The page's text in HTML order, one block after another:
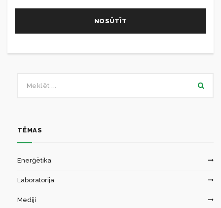
TĒMAS
Enerģētika
Laboratorija
Mediji